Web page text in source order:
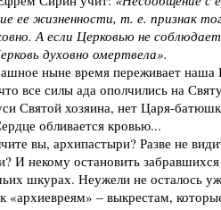
т. е. признак
если Церковью не
духовно омертвела».
время переживает наша
силы ада ополчились на
хозяина, нет Царя-батюшки
обливается кровью...
вы, архипастыри? Разве не
И некому остановить
шкурах. Неужели не осталось
– выкрестам,